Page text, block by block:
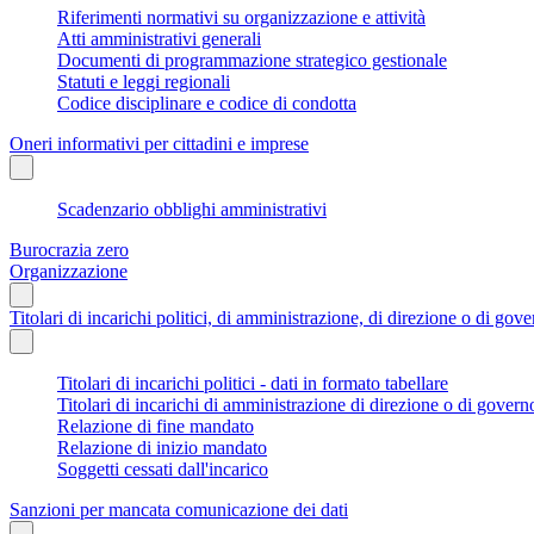
Riferimenti normativi su organizzazione e attività
Atti amministrativi generali
Documenti di programmazione strategico gestionale
Statuti e leggi regionali
Codice disciplinare e codice di condotta
Oneri informativi per cittadini e imprese
Scadenzario obblighi amministrativi
Burocrazia zero
Organizzazione
Titolari di incarichi politici, di amministrazione, di direzione o di
Titolari di incarichi politici - dati in formato tabellare
Titolari di incarichi di amministrazione di direzione o di
Relazione di fine mandato
Relazione di inizio mandato
Soggetti cessati dall'incarico
Sanzioni per mancata comunicazione dei dati